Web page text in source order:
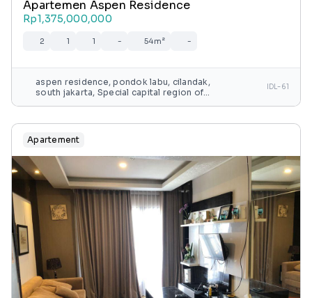
Apartemen Aspen Residence
Rp1,375,000,000
2 1 1 - 54m² -
aspen residence, pondok labu, cilandak,
south jakarta, Special capital region of
IDL-61
Apartement